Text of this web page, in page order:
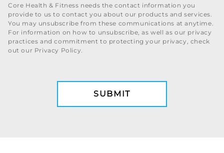
Core Health & Fitness needs the contact information you
provide to us to contact you about our products and services.
You may unsubscribe from these communications at anytime.
For information on how to unsubscribe, as well as our privacy
practices and commitment to protecting your privacy, check
out our Privacy Policy.